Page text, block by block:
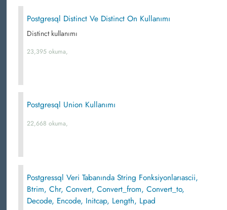
Postgresql Distinct Ve Distinct On Kullanımı
Distinct kullanımı
23,395 okuma,
Postgresql Union Kullanımı
22,668 okuma,
Postgressql Veri Tabanında String Fonksiyonlarıascii,
Btrim, Chr, Convert, Convert_from, Convert_to,
Decode, Encode, Initcap, Length, Lpad